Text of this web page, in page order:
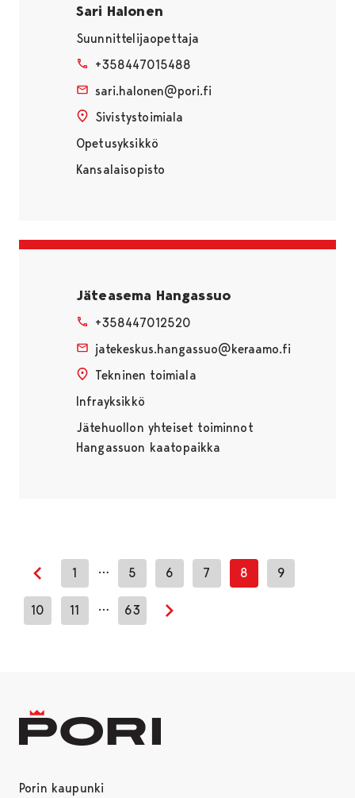
Sari Halonen
Suunnittelijaopettaja
+358447015488
sari.halonen@pori.fi
Sivistystoimiala
Opetusyksikkö
Kansalaisopisto
Jäteasema Hangassuo
+358447012520
jatekeskus.hangassuo@keraamo.fi
Tekninen toimiala
Infrayksikkö
Jätehuollon yhteiset toiminnot
Hangassuon kaatopaikka
Edellinen sivu
1 … 5 6 7 8 9
10 11 … 63
Seuraava sivu
Porin kaupunki